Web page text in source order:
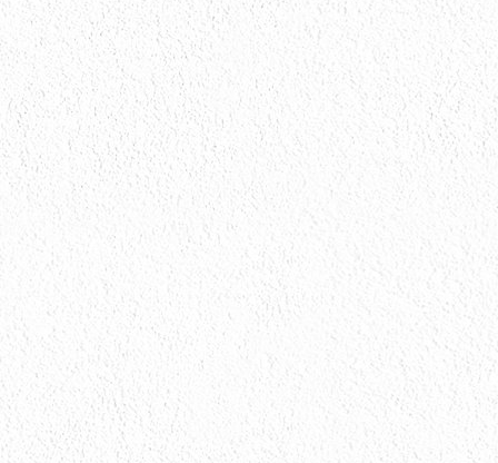
会社情報とサイトマップ
会社情報